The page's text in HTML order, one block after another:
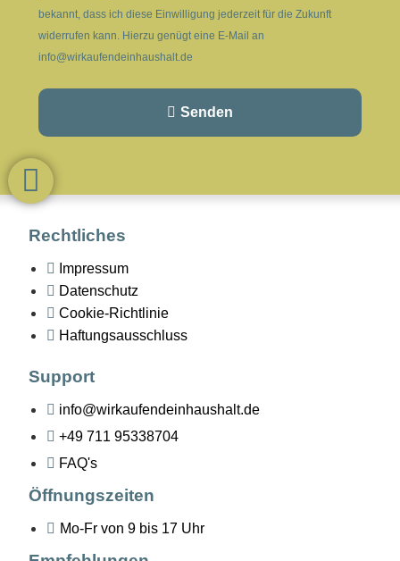
bekannt, dass ich diese Einwilligung jederzeit für die Zukunft
widerrufen kann. Hierzu genügt eine E-Mail an
info@wirkaufendeinhaushalt.de
Senden
Support
info@wirkaufendeinhaushalt.de
+49 711 95338704
FAQ's
Öffnungszeiten
Mo-Fr von 9 bis 17 Uhr
Rechtliches
Impressum
Datenschutz
Cookie-Richtlinie
Haftungsausschluss